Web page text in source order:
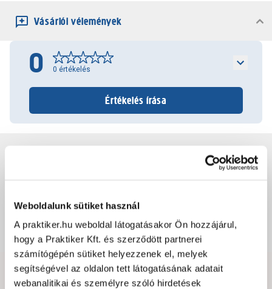
Weboldalunk sütiket használ
A praktiker.hu weboldal látogatásakor Ön hozzájárul,
hogy a Praktiker Kft. és szerződött partnerei
számítógépén sütiket helyezzenek el, melyek
segítségével az oldalon tett látogatásának adatait
webanalitikai és személyre szóló hirdetések
Vásárlói vélemények
0 0 értékelés
Értékelés írása
Dokumentumok, felelős személy
Hibát találtál az oldalon vagy a termék leírásában?